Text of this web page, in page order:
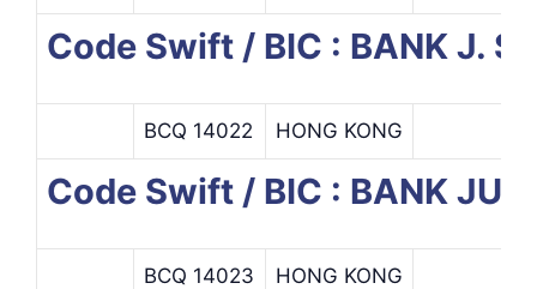
Code Swift / BIC : BANK J.
BCQ 14022 HONG KONG
Code Swift / BIC : BANK
BCQ 14023 HONG KONG